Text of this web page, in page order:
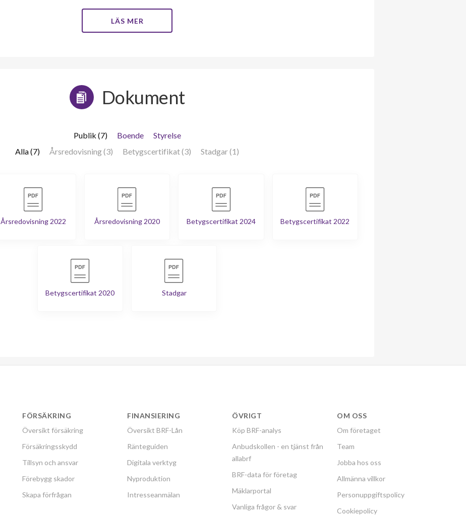
LÄS MER
Dokument
Publik (7) Boende
Styrelse
Alla (7)
Årsredovisning (3) Betygscertifikat (3) Stadgar (1)
Årsredovisning 2022 Årsredovisning 2020 Betygscertifikat 2024 Betygscertifikat 2022
Betygscertifikat 2020 Stadgar
FÖRSÄKRING
Översikt försäkring
Försäkringsskydd
Tillsyn och ansvar
Förebygg skador
Skapa förfrågan
FINANSIERING
Översikt BRF-Lån
Ränteguiden
Digitala verktyg
Nyproduktion
Intresseanmälan
ÖVRIGT
Köp BRF-analys
Anbudskollen - en tjänst från
allabrf
BRF-data för företag
Mäklarportal
Vanliga frågor & svar
OM OSS
Om företaget
Team
Jobba hos oss
Allmänna villkor
Personuppgiftspolicy
Cookiepolicy